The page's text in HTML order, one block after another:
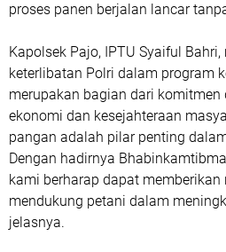
proses panen berjalan lancar
Kapolsek Pajo, IPTU Syaiful
keterlibatan Polri dalam program
merupakan bagian dari
ekonomi dan kesejahteraan
pangan adalah pilar penting
Dengan hadirnya
kami berharap dapat
mendukung petani dalam
jelasnya.